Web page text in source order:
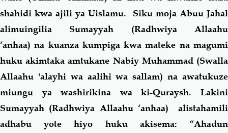
shahidi kwa ajili ya Uislamu. Siku moja Abuu Jahal
alimuingilia Sumayyah (Radhwiya Allaahu
‘anhaa) na kuanza kumpiga kwa mateke na magumi
huku akimtaka amtukane Nabiy Muhammad (Swalla
Allaahu 'alayhi wa aalihi wa sallam) na awatukuze
miungu ya washirikina wa ki-Quraysh. Lakini
Sumayyah (Radhwiya Allaahu ‘anhaa) alistahamili
adhabu yote hiyo huku akisema: “Ahadun